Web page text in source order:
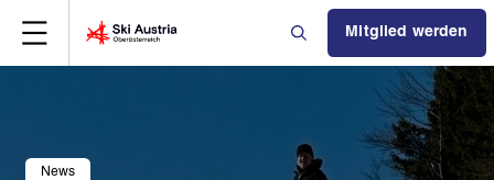
Mitglied werden
News